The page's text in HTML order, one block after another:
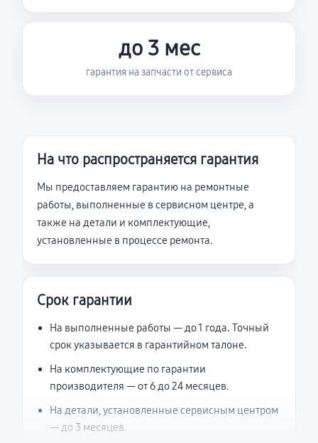
до 3 мес
гарантия на запчасти от сервиса
На что распространяется гарантия
Мы предоставляем гарантию на ремонтные
работы, выполненные в сервисном центре, а
также на детали и комплектующие,
установленные в процессе ремонта.
Срок гарантии
На выполненные работы — до 1 года. Точный
срок указывается в гарантийном талоне.
На комплектующие по гарантии
производителя — от 6 до 24 месяцев.
На детали, установленные сервисным центром
— до 3 месяцев.